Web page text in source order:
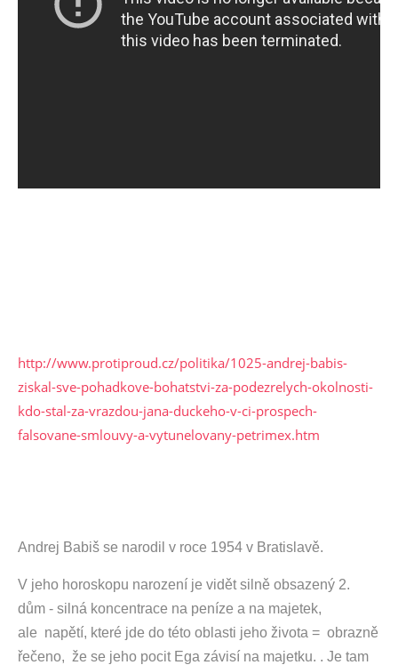
http://www.protiproud.cz/politika/1025-andrej-babis-
ziskal-sve-pohadkove-bohatstvi-za-podezrelych-okolnosti-
kdo-stal-za-vrazdou-jana-duckeho-v-ci-prospech-
falsovane-smlouvy-a-vytunelovany-petrimex.htm
Andrej Babiš se narodil v roce 1954 v Bratislavě.
V jeho horoskopu narození je vidět silně obsazený 2.
dům - silná koncentrace na peníze a na majetek,
ale napětí, které jde do této oblasti jeho života = obrazně
řečeno, že se jeho pocit Ega závisí na majetku. . Je tam